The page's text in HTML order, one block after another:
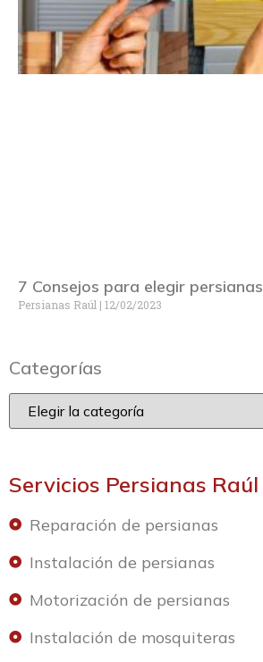
7 Consejos para elegir persianas
Persianas Raúl 12/02/2023
Categorías
Servicios Persianas Raúl
Reparación de persianas
Instalación de persianas
Motorización de persianas
Instalación de mosquiteras